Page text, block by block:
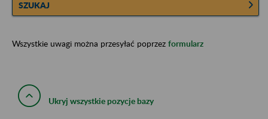
SZUKAJ
Wszystkie uwagi można przesyłać poprzez formularz
Ukryj wszystkie pozycje bazy